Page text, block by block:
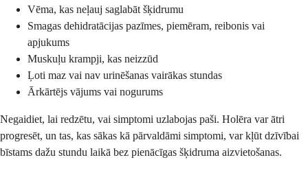
Vēma, kas neļauj saglabāt šķidrumu
Smagas dehidratācijas pazīmes, piemēram, reibonis vai
apjukums
Muskuļu krampji, kas neizzūd
Ļoti maz vai nav urinēšanas vairākas stundas
Ārkārtējs vājums vai nogurums
Negaidiet, lai redzētu, vai simptomi uzlabojas paši. Holēra var ātri
progresēt, un tas, kas sākas kā pārvaldāmi simptomi, var kļūt dzīvībai
bīstams dažu stundu laikā bez pienācīgas šķidruma aizvietošanas.